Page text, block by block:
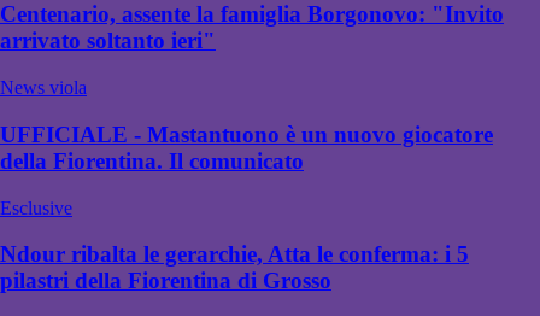
Centenario, assente la famiglia Borgonovo: "Invito
arrivato soltanto ieri"
News viola
UFFICIALE - Mastantuono è un nuovo giocatore
della Fiorentina. Il comunicato
Esclusive
Ndour ribalta le gerarchie, Atta le conferma: i 5
pilastri della Fiorentina di Grosso